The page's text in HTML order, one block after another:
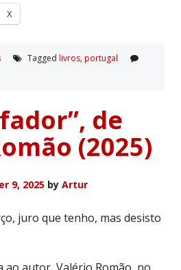
X
Tagged livros, portugal
de
(2025)
9, 2025 by Artur
juro que tenho, mas desisto